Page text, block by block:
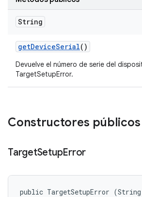
String
getDeviceSerial()
Devuelve el número de serie del
TargetSetupError.
Constructores públicos
TargetSetupError
public TargetSetupError (String